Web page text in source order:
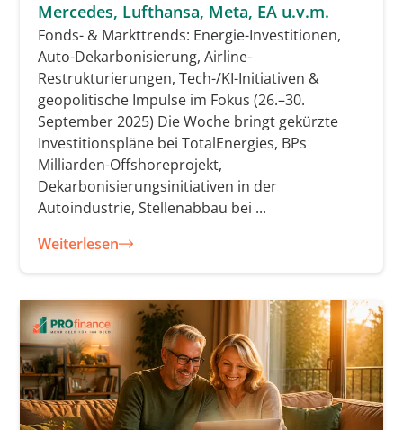
Mercedes, Lufthansa, Meta, EA u.v.m.
Fonds- & Markttrends: Energie-Investitionen,
Auto-Dekarbonisierung, Airline-
Restrukturierungen, Tech-/KI-Initiativen &
geopolitische Impulse im Fokus (26.–30.
September 2025) Die Woche bringt gekürzte
Investitionspläne bei TotalEnergies, BPs
Milliarden-Offshoreprojekt,
Dekarbonisierungsinitiativen in der
Autoindustrie, Stellenabbau bei ...
Weiterlesen